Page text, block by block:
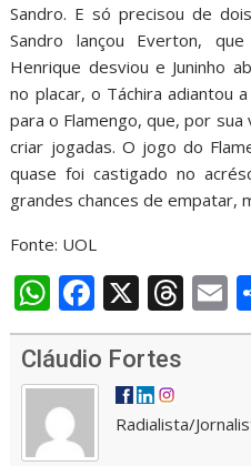
Sandro. E só precisou de
Sandro lançou Everton,
Henrique desviou e Juninho
no placar, o Táchira adiantou
para o Flamengo, que, por
criar jogadas. O jogo do
quase foi castigado no
grandes chances de empatar,
Fonte: UOL
W
h
at
s
A
F
ac
e
b
X T
h
d
E
Cláudio Fortes
Radialista/